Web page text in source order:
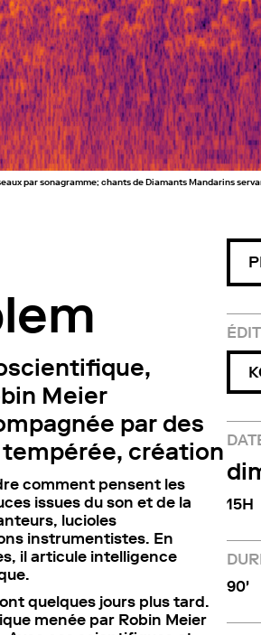
par sonagramme; chants de Diamants Mandarins
15H
90'
Meier
par des
création
comment pensent les
issues du son et de la
lucioles
instrumentistes. En
il articule intelligence
quelques jours plus tard.
menée par Robin Meier